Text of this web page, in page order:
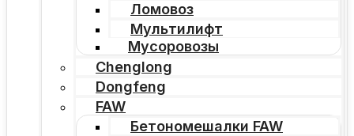
Ломовоз
Мультилифт
Мусоровозы
Chenglong
Dongfeng
FAW
Бетономешалки FAW